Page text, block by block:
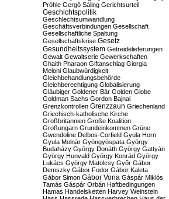
Pröhle Gergő Sáling Gerichtsurteil
Geschichtspolitik
Geschlechtsumwandlung
Geschäftsverbindungen Gesellschaft
Gesellschaftliche Spaltung
Gesellschaftskrise Gesetz
Gesundheitssystem Getreidelieferungen
Gewalt Gewaltserie Gewerkschaften
Ghaith Pharaon Giftanschlag Giorgia
Meloni Glaubwürdigkeit
Gleichbehandlungsbehörde
Gleichberechtigung Globalisierung
Gläubiger Goldener Bär Golden Globe
Goldman Sachs Gordon Bajnai
Grenzkontrollen Grenzzaun Griechenland
Griechisch-katholische Kirche
Großbritannien Große Koalition
Großungarn Grundeinkommen Grüne
Gwendoline Delbos-Corfield Gyula Horn
Gyula Molnár Gyöngyöspata György
Budaházy György Donáth György Gattyán
György Hunvald György Konrád György
Lukács György Matolcsy Győr Gábor
Demszky Gábor Fodor Gábor Kaleta
Gábor Simon Gábor Vona Gáspár Miklós
Tamás Gáspár Orbán Haftbedingungen
Hamas Handelsketten Harvey Weinstein